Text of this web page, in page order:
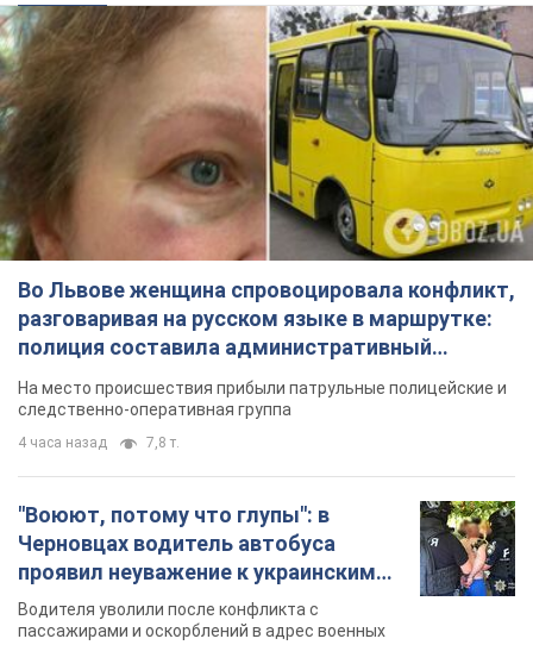
Во Львове женщина спровоцировала конфликт,
разговаривая на русском языке в маршрутке:
полиция составила административный
протокол. Видео
На место происшествия прибыли патрульные полицейские и
следственно-оперативная группа
4 часа назад 7,8 т.
"Воюют, потому что глупы": в
Черновцах водитель автобуса
проявил неуважение к украинским
военным и поплатился за это.
Видео
Водителя уволили после конфликта с
пассажирами и оскорблений в адрес военных